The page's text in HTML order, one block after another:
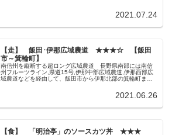
2021.07.24
【走】 飯田･伊那広域農道 ★★★☆ 【飯田
市～箕輪町】
南信州を縦断する超ロング広域農道 長野県南部には南信
州フルーツライン,県道15号,伊那中部広域農道,伊那西部広
域農道などを経由して、飯田市から伊那北部の箕輪町まで
2021.06.26
【食】 「明治亭」のソースカツ丼 ★★★